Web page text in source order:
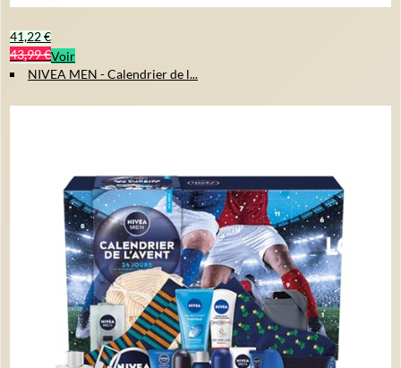
41,22 €
43,99 €Voir
NIVEA MEN - Calendrier de l...